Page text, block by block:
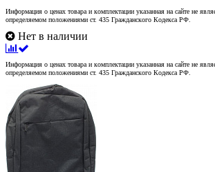
Информация о ценах товара и комплектации указанная на сайте не
определяемом положениями ст. 435 Гражданского Кодекса РФ.
Нет в наличии
Информация о ценах товара и комплектации указанная на сайте не
определяемом положениями ст. 435 Гражданского Кодекса РФ.